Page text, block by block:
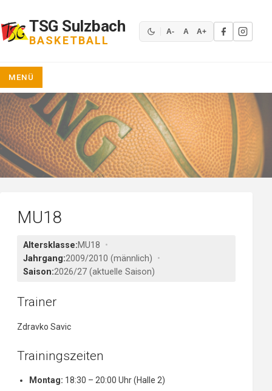
springenTSG Sulzbach
BASKETBALL
A- A A+
MENÜ
MU18
Altersklasse:MU18
Jahrgang:2009/2010 (männlich)
Saison:2026/27 (aktuelle Saison)
Trainer
Zdravko Savic
Trainingszeiten
Montag: 18:30 – 20:00 Uhr (Halle 2)